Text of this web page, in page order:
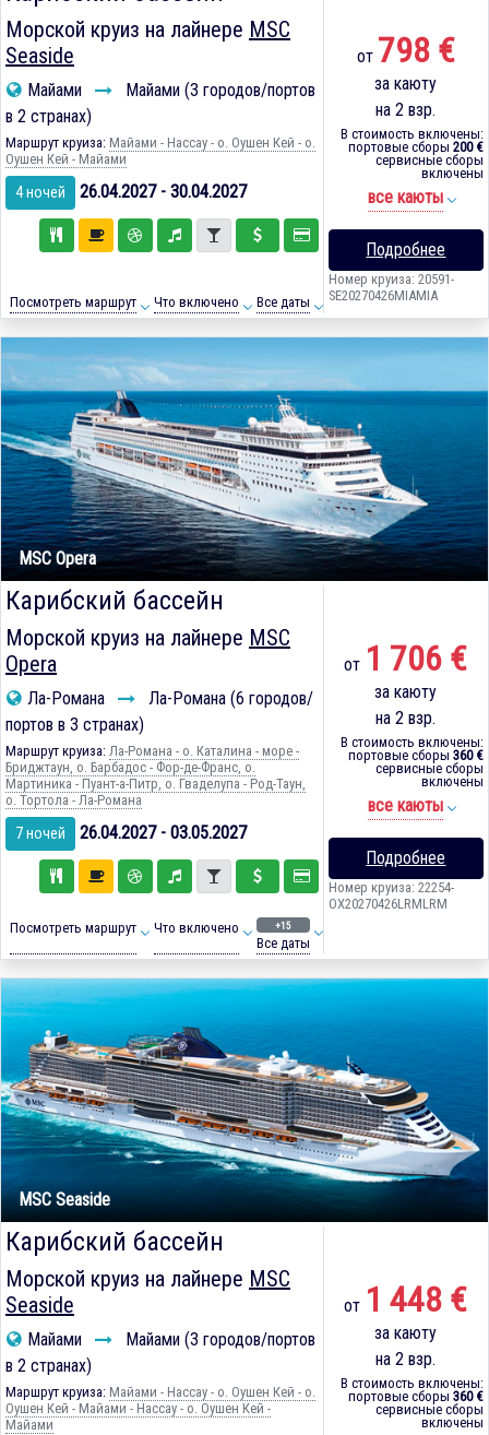
Морской круиз на лайнере MSC
Seaside
Майами
Майами (3 городов/портов
в 2 странах)
Маршрут круиза: Майами - Нассау - о. Оушен Кей - о.
Оушен Кей - Майами
4 ночей 26.04.2027 - 30.04.2027
Посмотреть маршрут Что включено Все даты
от 798 €
за каюту
на 2 взр.
В стоимость включены:
портовые сборы 200 €
сервисные сборы
включены
все каюты
Подробнее
Номер круиза: 20591-
SE20270426MIAMIA
MSC Opera
Карибский бассейн
Морской круиз на лайнере MSC
Opera
Ла-Романа
Ла-Романа (6 городов/
портов в 3 странах)
Маршрут круиза: Ла-Романа - о. Каталина - море -
Бриджтаун, о. Барбадос - Фор-де-Франс, о.
Мартиника - Пуант-а-Питр, о. Гваделупа - Род-Таун,
о. Тортола - Ла-Романа
7 ночей 26.04.2027 - 03.05.2027
Посмотреть маршрут Что включено +15
Все даты
от 1 706 €
за каюту
на 2 взр.
В стоимость включены:
портовые сборы 360 €
сервисные сборы
включены
все каюты
Подробнее
Номер круиза: 22254-
OX20270426LRMLRM
MSC Seaside
Карибский бассейн
Морской круиз на лайнере MSC
Seaside
Майами
Майами (3 городов/портов
в 2 странах)
Маршрут круиза: Майами - Нассау - о. Оушен Кей - о.
Оушен Кей - Майами - Нассау - о. Оушен Кей -
Майами
от 1 448 €
за каюту
на 2 взр.
В стоимость включены:
портовые сборы 360 €
сервисные сборы
включены